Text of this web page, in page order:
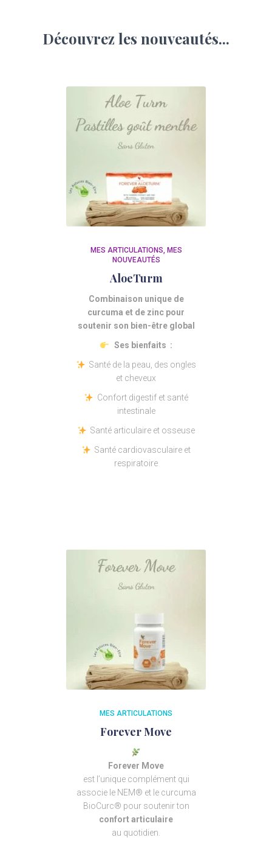
Découvrez les nouveautés...
MES ARTICULATIONS
MES
NOUVEAUTÉS
AloeTurm
Combinaison unique de
curcuma et de zinc pour
soutenir son bien-être global
Ses bienfaits :
Santé de la peau, des ongles
et cheveux
Confort digestif et santé
intestinale
Santé articulaire et osseuse
Santé cardiovasculaire et
respiratoire
MES ARTICULATIONS
Forever Move
Forever Move
est l’unique complément qui
associe le NEM® et le curcuma
BioCurc® pour soutenir ton
confort articulaire
au quotidien.